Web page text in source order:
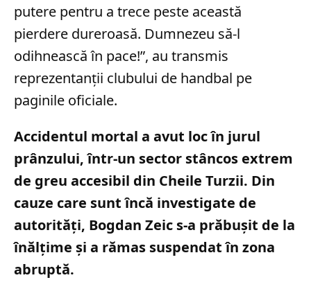
putere pentru a trece peste această
pierdere dureroasă. Dumnezeu să-l
odihnească în pace!”, au transmis
reprezentanții clubului de handbal pe
paginile oficiale.
Accidentul mortal a avut loc în jurul
prânzului, într-un sector stâncos extrem
de greu accesibil din Cheile Turzii. Din
cauze care sunt încă investigate de
autorități, Bogdan Zeic s-a prăbușit de la
înălțime și a rămas suspendat în zona
abruptă.